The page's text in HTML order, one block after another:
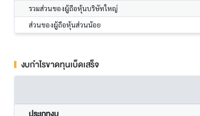
รวมส่วนของผู้ถือหุ้นบริษัทใหญ่
ส่วนของผู้ถือหุ้นส่วนน้อย
งบกำไรขาดทุนเบ็ดเสร็จ